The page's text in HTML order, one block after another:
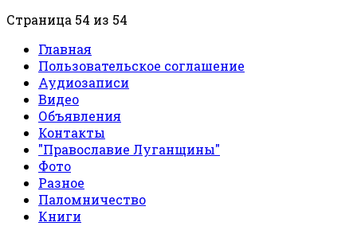
Страница 54 из 54
Главная
Пользовательское соглашение
Аудиозаписи
Видео
Объявления
Контакты
"Православие Луганщины"
Фото
Разное
Паломничество
Книги